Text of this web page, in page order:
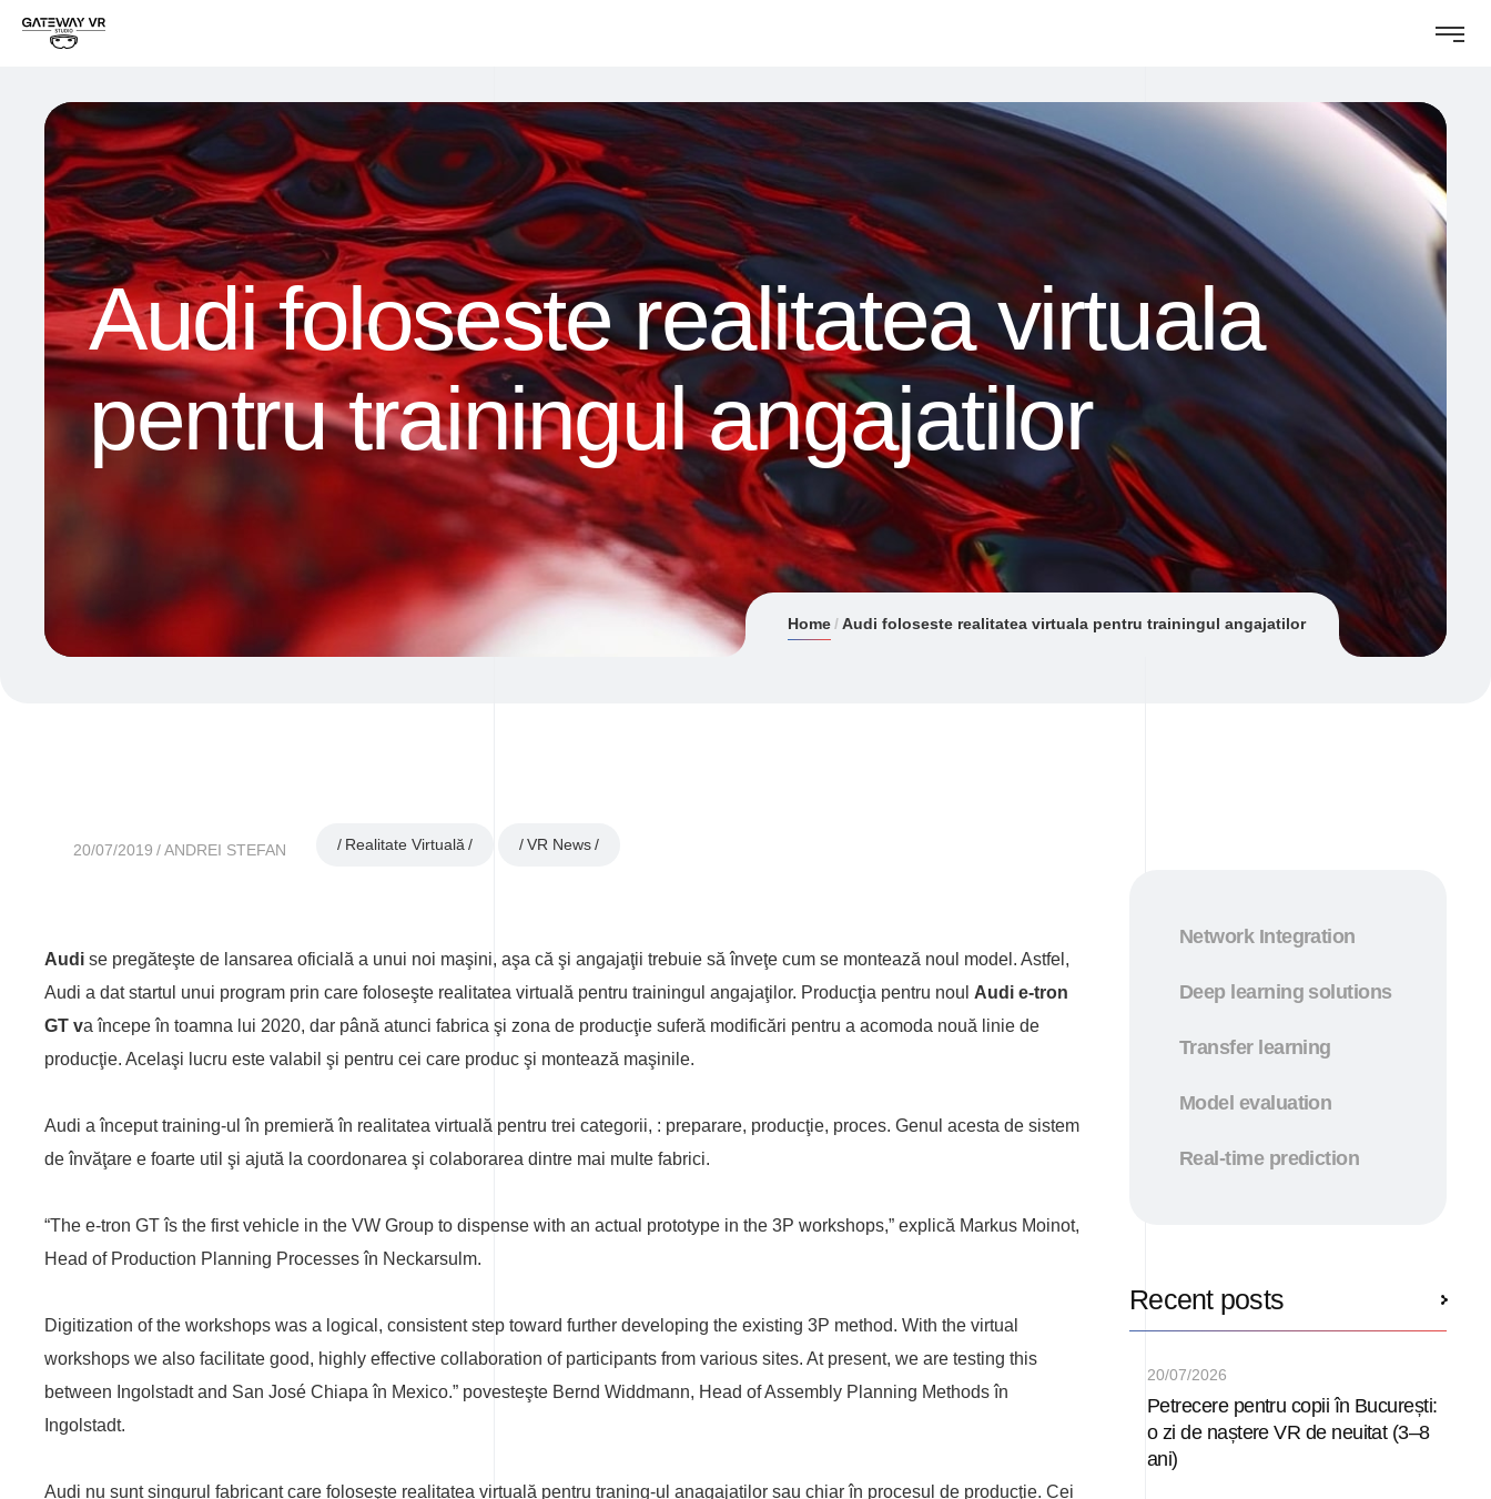
Audi foloseste realitatea virtuala
pentru trainingul angajatilor
Home Audi foloseste realitatea virtuala pentru trainingul angajatilor
20/07/2019 ANDREI STEFAN Realitate Virtuală VR News
Audi se pregăteşte de lansarea oficială a unui noi maşini, aşa că şi angajaţii trebuie să înveţe cum se montează noul model. Astfel,
Audi a dat startul unui program prin care foloseşte realitatea virtuală pentru trainingul angajaţilor. Producţia pentru noul Audi e-tron
GT va începe în toamna lui 2020, dar până atunci fabrica şi zona de producţie suferă modificări pentru a acomoda nouă linie de
producţie. Acelaşi lucru este valabil şi pentru cei care produc şi montează maşinile.
Audi a început training-ul în premieră în realitatea virtuală pentru trei categorii, : preparare, producţie, proces. Genul acesta de sistem
de învăţare e foarte util şi ajută la coordonarea şi colaborarea dintre mai multe fabrici.
“The e-tron GT îs the first vehicle in the VW Group to dispense with an actual prototype in the 3P workshops,” explică Markus Moinot,
Head of Production Planning Processes în Neckarsulm.
Digitization of the workshops was a logical, consistent step toward further developing the existing 3P method. With the virtual
workshops we also facilitate good, highly effective collaboration of participants from various sites. At present, we are testing this
between Ingolstadt and San José Chiapa în Mexico.” povesteşte Bernd Widdmann, Head of Assembly Planning Methods în
Ingolstadt.
Audi nu sunt singurul fabricant care foloseşte realitatea virtuală pentru traning-ul anagajatilor sau chiar în procesul de producţie. Cei
Network Integration
Deep learning solutions
Transfer learning
Model evaluation
Real-time prediction
Recent posts
Petrecere pentru copii în București:
o zi de naștere VR de neuitat (3–8
ani)
20/07/2026